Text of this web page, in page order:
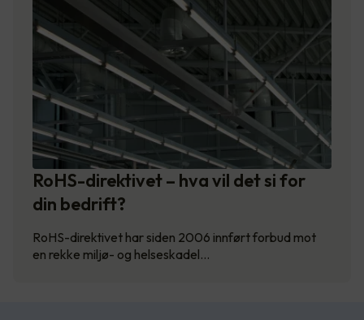
RoHS-direktivet – hva vil det si for
din bedrift?
RoHS-direktivet har siden 2006 innført forbud mot
en rekke miljø- og helseskadel…